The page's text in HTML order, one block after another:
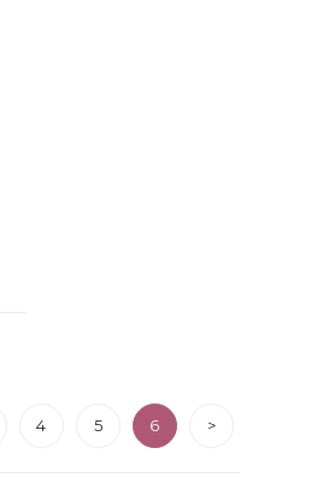
4 5 6 >